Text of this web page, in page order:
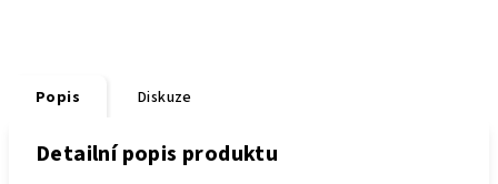
Popis Diskuze
Detailní popis produktu